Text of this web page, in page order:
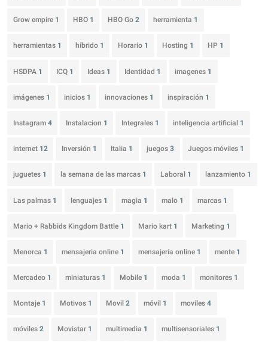
Grow empire 1 HBO 1 HBO Go 2 herramienta 1
herramientas 1 híbrido 1 Horario 1 Hosting 1 HP 1
HSDPA 1 ICQ 1 Ideas 1 Identidad 1 imagenes 1
imágenes 1 inicios 1 innovaciones 1 inspiración 1
Instagram 4 Instalacion 1 Integrales 1 inteligencia artificial 1
internet 12 Inversión 1 Italia 1 juegos3 Juegos móviles 1
juguetes 1 la semana de las marcas 1 Laboral 1 lanzamiento 1
Las palmas 1 lenguajes 1 magia 1 malo 1 marcas 1
Mario + Rabbids Kingdom Battle 1 Mario kart 1 Marketing 1
Menorca 1 mensajeria online 1 mensajería online 1 mente 1
Mercadeo 1 miniaturas 1 Mobile 1 moda 1 monitores 1
Montaje 1 Motivos 1 Movil 2 móvil 1 moviles4
móviles 2 Movistar 1 multimedia 1 multisensoriales 1